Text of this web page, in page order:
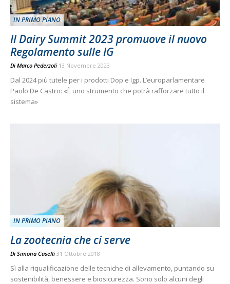
IN PRIMO PIANO
Il Dairy Summit 2023 promuove il nuovo
Regolamento sulle IG
Di Marco Pederzoli 13 Novembre 2023
Dal 2024 più tutele per i prodotti Dop e Igp. L’europarlamentare
Paolo De Castro: «È uno strumento che potrà rafforzare tutto il
sistema»
IN PRIMO PIANO
La zootecnia che ci serve
Di Simona Caselli 31 Ottobre 2018
Sì alla riqualificazione delle tecniche di allevamento, puntando su
sostenibilità, benessere e biosicurezza. Sono solo alcuni degli